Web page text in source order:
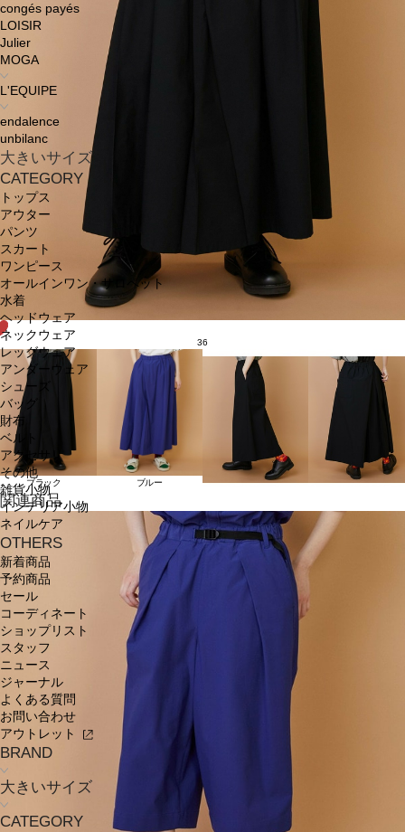
congés payés
LOISIR
Julier
MOGA
L'EQUIPE
endalence
unbilanc
大きいサイズ
CATEGORY
トップス
アウター
パンツ
スカート
ワンピース
オールインワン・サロペット
水着
ヘッドウェア
ネックウェア
レッグウェア
アンダーウェア
シューズ
バッグ
財布
ベルト
アクセサリ
その他
雑貨小物
インテリア小物
ネイルケア
OTHERS
新着商品
予約商品
セール
コーディネート
ショップリスト
スタッフ
ニュース
ジャーナル
よくある質問
お問い合わせ
アウトレット
BRAND
大きいサイズ
CATEGORY
36
ブラック ブルー
関連商品